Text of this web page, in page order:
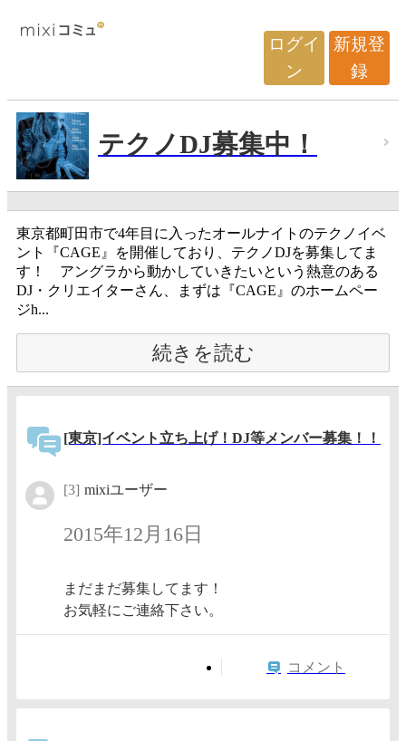
ログイ
ン
新規登
録
テクノDJ募集中！
東京都町田市で4年目に入ったオールナイトのテクノイベ
ント『CAGE』を開催しており、テクノDJを募集してま
す！ アングラから動かしていきたいという熱意のある
DJ・クリエイターさん、まずは『CAGE』のホームペー
ジh...
続きを読む
[東京]イベント立ち上げ！DJ等メンバー募集！！
[3] mixiユーザー
2015年12月16日
まだまだ募集してます！
お気軽にご連絡下さい。
コメント